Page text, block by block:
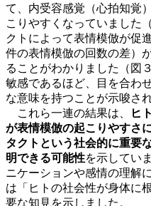
て、内受容感覚（心拍知覚
こりやすくなっていました
クトによって表情模倣が促
件の表情模倣の回数の差）
ることがわかりました（図
敏感であるほど、目を合わ
な意味を持つことが示唆さ
これら一連の結果は、
ヒ
が表情模倣の起こりやすさ
タクトという社会的に重要
明できる可能性を示してい
ニケーションや感情の理解
は「ヒトの社会性が身体に
要な知見を示しました。